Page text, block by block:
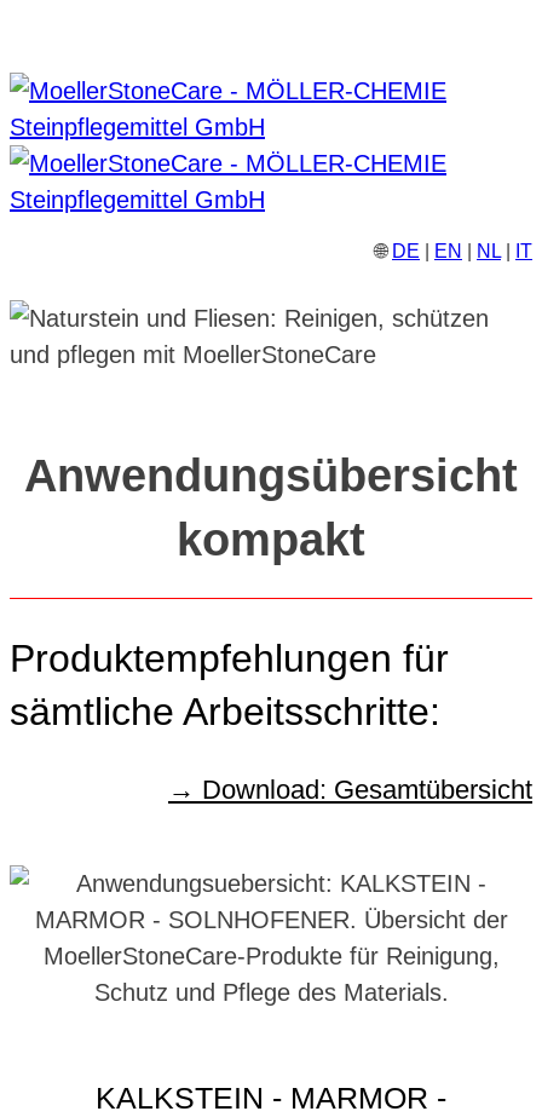
🌐 DE EN NL IT
Anwendungsübersicht
kompakt
Produktempfehlungen für
sämtliche Arbeitsschritte:
Download: Gesamtübersicht
KALKSTEIN - MARMOR -